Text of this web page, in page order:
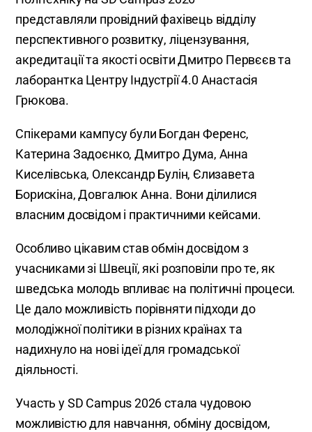
представляли провідний фахівець відділу
перспективного розвитку, ліцензування,
акредитації та якості освіти Дмитро Первєєв та
лаборантка Центру Індустрії 4.0 Анастасія
Грюкова.
Спікерами кампусу були Богдан Ференс,
Катерина Задоєнко, Дмитро Дума, Анна
Киселівська, Олександр Булін, Єлизавета
Борискіна, Довгалюк Анна. Вони ділилися
власним досвідом і практичними кейсами.
Особливо цікавим став обмін досвідом з
учасниками зі Швеції, які розповіли про те, як
шведська молодь впливає на політичні процеси.
Це дало можливість порівняти підходи до
молодіжної політики в різних країнах та
надихнуло на нові ідеї для громадської
діяльності.
Участь у SD Campus 2026 стала чудовою
можливістю для навчання, обміну досвідом,